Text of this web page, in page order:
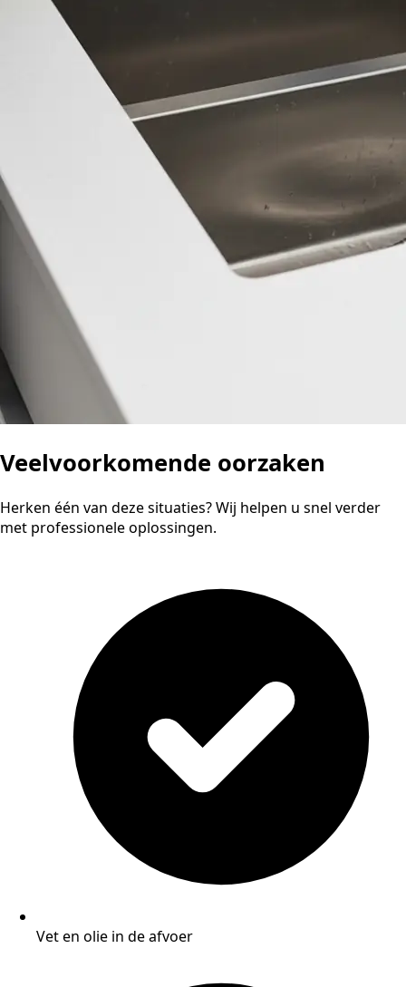
Veelvoorkomende oorzaken
Herken één van deze situaties? Wij helpen u snel verder
met professionele oplossingen.
Vet en olie in de afvoer